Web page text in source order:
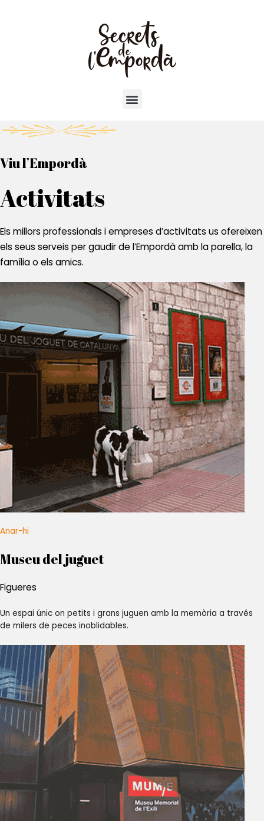
Viu l’Empordà
Activitats
Els millors professionals i empreses d’activitats us ofereixen
els seus serveis per gaudir de l’Empordà amb la parella, la
família o els amics.
Anar-hi
Museu del juguet
Figueres
Un espai únic on petits i grans juguen amb la memòria a través
de milers de peces inoblidables.